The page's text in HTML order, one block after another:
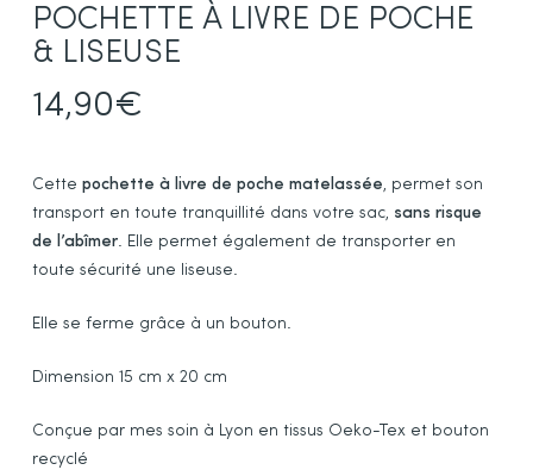
POCHETTE À LIVRE DE POCHE
& LISEUSE
14,90€
Cette pochette à livre de poche matelassée, permet son
transport en toute tranquillité dans votre sac, sans risque
de l’abîmer. Elle permet également de transporter en
toute sécurité une liseuse.
Elle se ferme grâce à un bouton.
Dimension 15 cm x 20 cm
Conçue par mes soin à Lyon en tissus Oeko-Tex et bouton
recyclé